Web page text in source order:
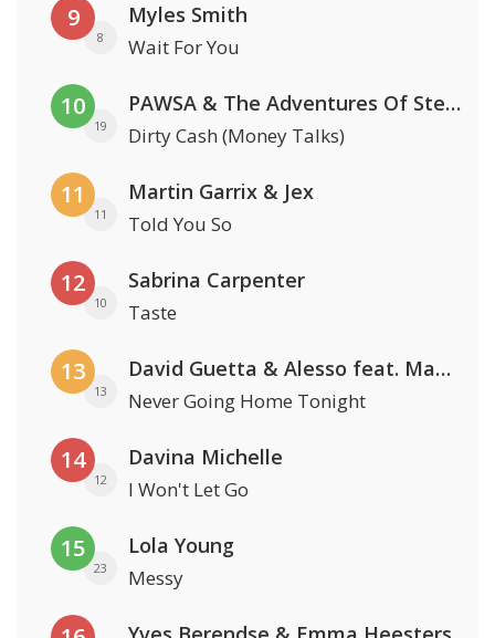
9
8
Myles Smith
Wait For You
10
19
PAWSA & The Adventures Of Stevie V
Dirty Cash (Money Talks)
11
11
Martin Garrix & Jex
Told You So
12
10
Sabrina Carpenter
Taste
13
13
David Guetta & Alesso feat. Madison Love
Never Going Home Tonight
14
12
Davina Michelle
I Won't Let Go
15
23
Lola Young
Messy